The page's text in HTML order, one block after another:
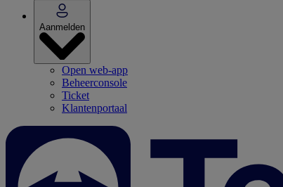
Aanmelden
Open web-app
Beheerconsole
Ticket
Klantenportaal